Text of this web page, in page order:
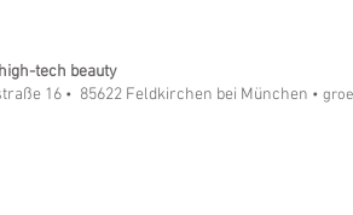
tech beauty
16 • 85622 Feldkirchen bei München •